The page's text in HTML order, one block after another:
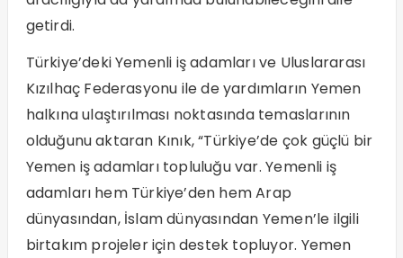
getirdi.
Türkiye’deki Yemenli iş adamları ve Uluslararası
Kızılhaç Federasyonu ile de yardımların Yemen
halkına ulaştırılması noktasında temaslarının
olduğunu aktaran Kınık, “Türkiye’de çok güçlü bir
Yemen iş adamları topluluğu var. Yemenli iş
adamları hem Türkiye’den hem Arap
dünyasından, İslam dünyasından Yemen’le ilgili
birtakım projeler için destek topluyor. Yemen